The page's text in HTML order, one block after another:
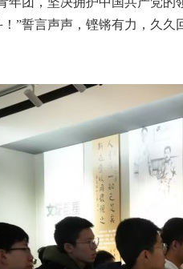
”誓言声声，铿锵有力，久久